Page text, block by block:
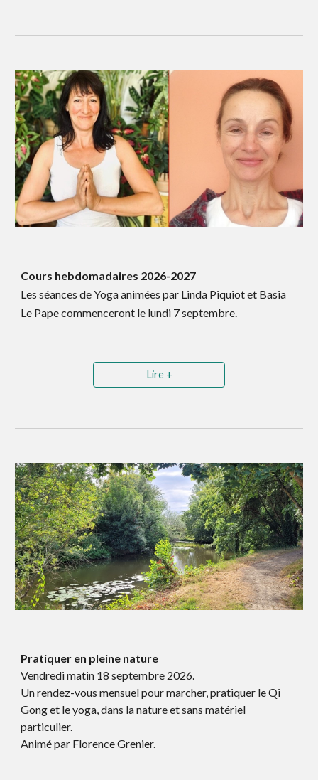
Cours hebdomadaires 2026-2027
Les séances de Yoga animées par Linda Piquiotet Basia
Le Papecommenceront le lundi 7 septembre.
Lire +
Pratiquer en pleine nature
Vendredi matin 18 septembre 2026.
Un rendez-vous mensuel pour marcher, pratiquer leQi
Gong et le yoga, dans la nature et sans matériel
particulier.
Animé par Florence Grenier.